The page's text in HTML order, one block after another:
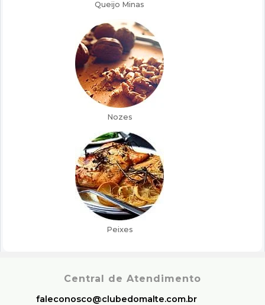
Central de Atendimento
faleconosco@clubedomalte.com.br